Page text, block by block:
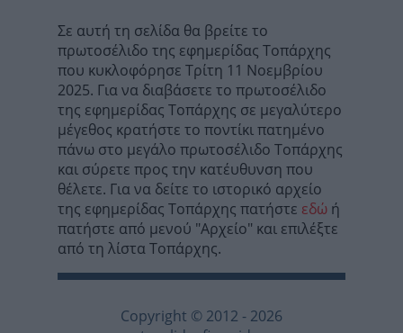
Σε αυτή τη σελίδα θα βρείτε το
πρωτοσέλιδο της εφημερίδας Τοπάρχης
που κυκλοφόρησε Τρίτη 11 Νοεμβρίου
2025. Για να διαβάσετε το πρωτοσέλιδο
της εφημερίδας Τοπάρχης σε μεγαλύτερο
μέγεθος κρατήστε το ποντίκι πατημένο
πάνω στο μεγάλο πρωτοσέλιδο Τοπάρχης
και σύρετε προς την κατέυθυνση που
θέλετε. Για να δείτε το ιστορικό αρχείο
της εφημερίδας Τοπάρχης πατήστε εδώ ή
πατήστε από μενού "Αρχείο" και επιλέξτε
από τη λίστα Τοπάρχης.
Copyright © 2012 - 2026